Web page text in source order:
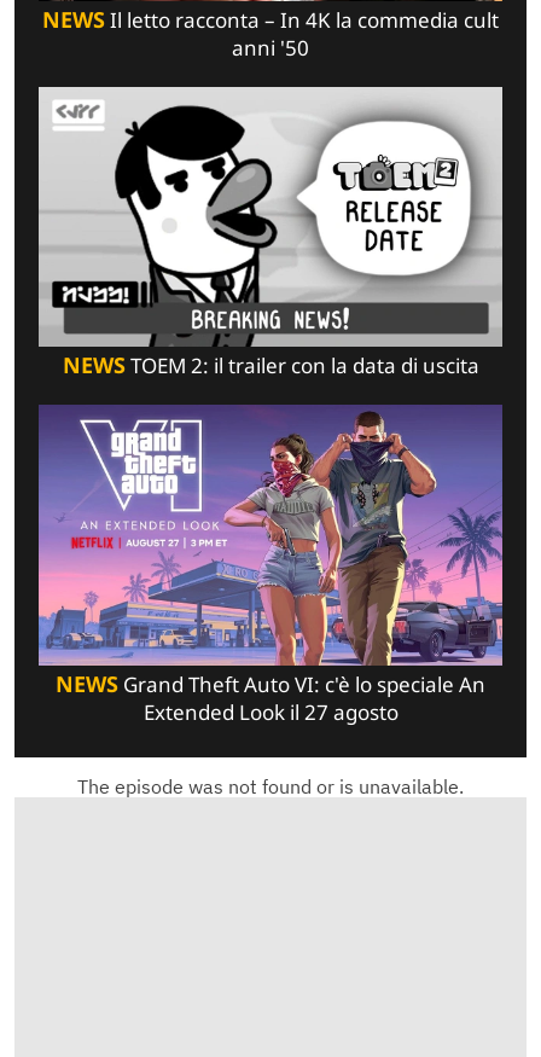
NEWSIl letto racconta – In 4K la commedia cult
anni '50
NEWSTOEM 2: il trailer con la data di uscita
NEWS Grand Theft Auto VI: c'è lo speciale An
Extended Look il 27 agosto